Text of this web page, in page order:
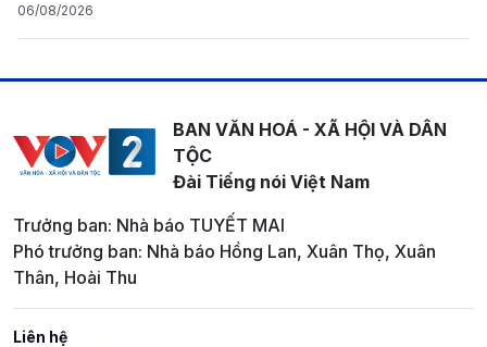
06/08/2026
BAN VĂN HOÁ - XÃ HỘI VÀ DÂN
TỘC
Đài Tiếng nói Việt Nam
Trưởng ban: Nhà báo TUYẾT MAI
Phó trưởng ban: Nhà báo Hồng Lan, Xuân Thọ, Xuân
Thân, Hoài Thu
Liên hệ